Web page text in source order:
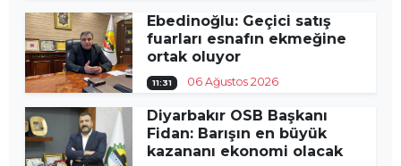
Ebedinoğlu: Geçici satış
fuarları esnafın ekmeğine
ortak oluyor
11:31 06 Ağustos 2026
Diyarbakır OSB Başkanı
Fidan: Barışın en büyük
kazananı ekonomi olacak